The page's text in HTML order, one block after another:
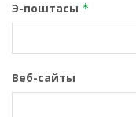
Э-поштасы *
Веб-сайты